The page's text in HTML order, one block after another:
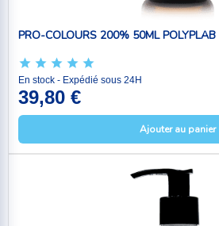
PRO-COLOURS 200% 50ML POLYPLAB
En stock - Expédié sous 24H
39,80 €
Ajouter au panier